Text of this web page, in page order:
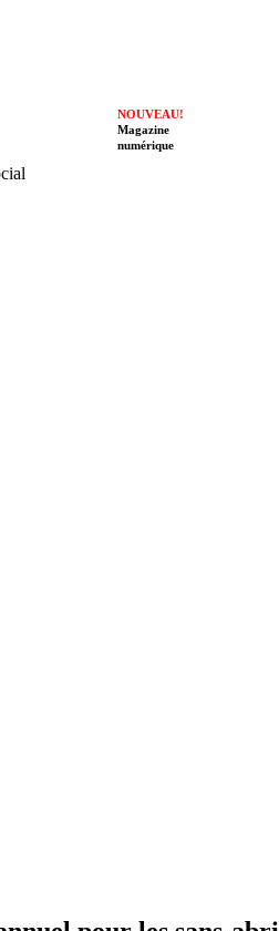
NOUVEAU!
Magazine
numérique